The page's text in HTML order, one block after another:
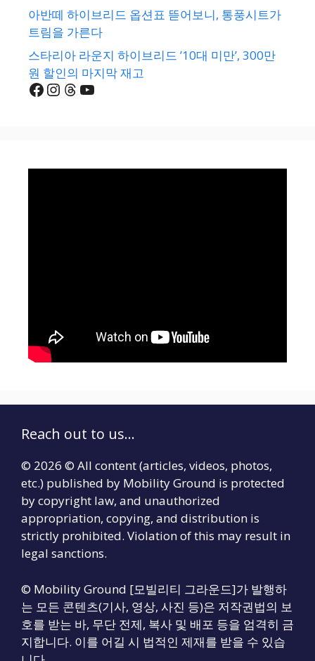
아반떼 하이브리드 옵션표 뜯어보니, 통풍시트가
트림을 가른다
스타리아 라운지 하이브리드 ’10대 미만’, 300만
원 할인의 마지막 재고
Facebook
Instagram
Threads
YouTube
Reach out to us...
© 2026 © All content (articles, videos, photos,
etc.) published by Mobility Ground is protected
by copyright law, and unauthorized
appropriation, copying, and distribution is
strictly prohibited. Violation of this may result in
legal sanctions.
© Mobility Ground [모빌리티 그라운드]가 발행하
는 모든 콘텐츠(기사, 영상, 사진 등)은 저작권법의 보
호를 받는 바, 무단 전제, 복사 및 배포 등을 엄격히 금
지합니다. 이를 어길 시 법적인 제재를 받을 수 있습